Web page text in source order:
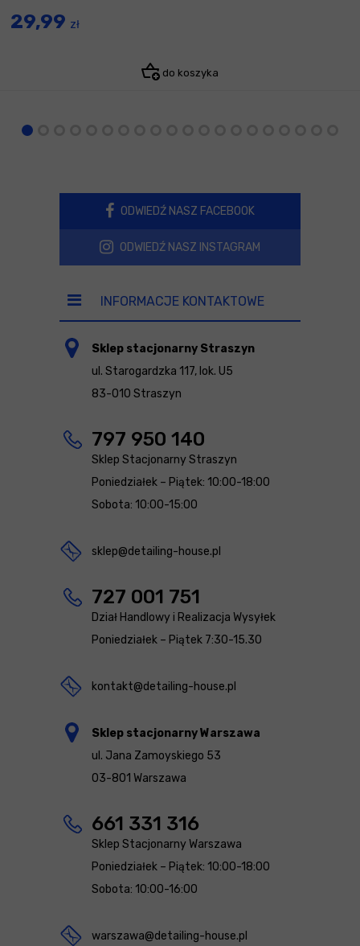
29,99 zł
do koszyka
ODWIEDŹ NASZ FACEBOOK
ODWIEDŹ NASZ INSTAGRAM
INFORMACJE KONTAKTOWE
Sklep stacjonarny Straszyn
ul. Starogardzka 117, lok. U5
83-010 Straszyn
797 950 140
Sklep Stacjonarny Straszyn
Poniedziałek – Piątek: 10:00-18:00
Sobota: 10:00-15:00
sklep@detailing-house.pl
727 001 751
Dział Handlowy i Realizacja Wysyłek
Poniedziałek – Piątek 7:30-15.30
kontakt@detailing-house.pl
Sklep stacjonarny Warszawa
ul. Jana Zamoyskiego 53
03-801 Warszawa
661 331 316
Sklep Stacjonarny Warszawa
Poniedziałek – Piątek: 10:00-18:00
Sobota: 10:00-16:00
warszawa@detailing-house.pl